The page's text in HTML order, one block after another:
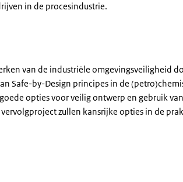
in de procesindustrie.
van de industriële omgevingsveiligheid
Safe-by-Design principes in de
opties voor veilig ontwerp en gebruik
zullen kansrijke opties in de